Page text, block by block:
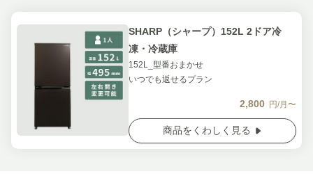
SHARP（シャープ）152L 2ドア冷
凍・冷蔵庫
152L_型番おまかせ
いつでも返せるプラン
2,800 円/月〜
商品をくわしく見る